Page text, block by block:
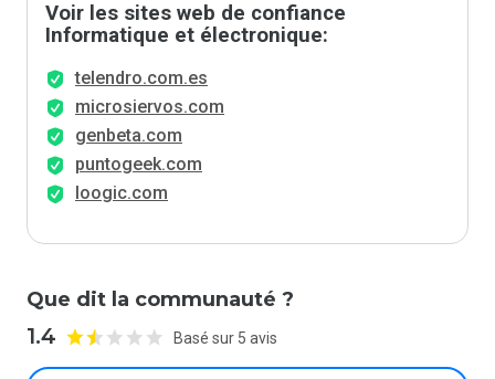
Voir les sites web de confiance
Informatique et électronique:
telendro.com.es
microsiervos.com
genbeta.com
puntogeek.com
loogic.com
Que dit la communauté ?
1.4 Basé sur 5 avis